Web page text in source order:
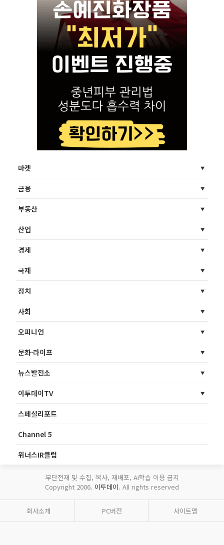
마켓
금융
부동산
산업
경제
국제
정치
사회
오피니언
문화·라이프
뉴스발전소
이투데이TV
스페셜리포트
Channel 5
위너스IR클럽
무단전재 및 수집, 복사, 재배포, AI학습 이용 금지
Copyright 2006. 이투데이. All rights reserved
회사소개 PC버전 사이트맵